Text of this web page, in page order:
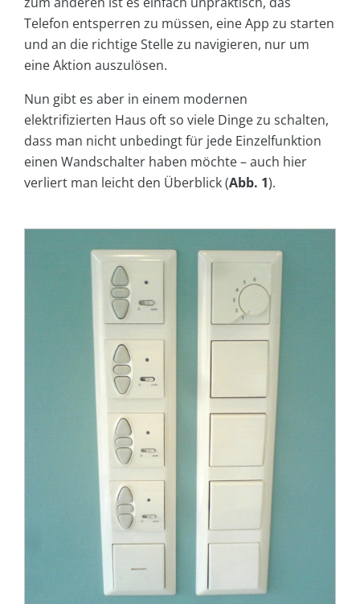
Telefon entsperren zu müssen, eine App zu starten
und an die richtige Stelle zu navigieren, nur um
eine Aktion auszulösen.
Nun gibt es aber in einem modernen
elektrifizierten Haus oft so viele Dinge zu schalten,
dass man nicht unbedingt für jede Einzelfunktion
einen Wandschalter haben möchte – auch hier
verliert man leicht den Überblick (Abb. 1).